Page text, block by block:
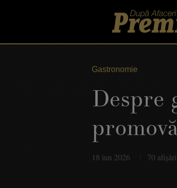
Gastronomie
Despre
18 iun 2026 70 afişări